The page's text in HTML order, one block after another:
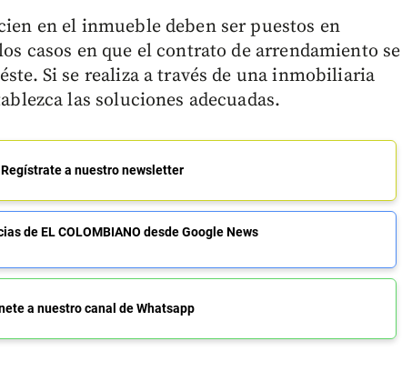
en el inmueble deben ser puestos en
casos en que el contrato de arrendamiento se
Si se realiza a través de una inmobiliaria
las soluciones adecuadas.
Regístrate a nuestro newsletter
de EL COLOMBIANO desde Google News
a nuestro canal de Whatsapp